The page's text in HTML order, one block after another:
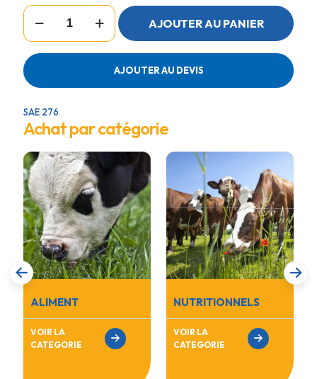
quantité
POSTE
D'APPATAGE
AJOUTER AU PANIER
AJOUTER AU DEVIS
SAE 276
Achat par catégorie
ALIMENT
VOIR LA
CATEGORIE
NUTRITIONNELS
VOIR LA
CATEGORIE